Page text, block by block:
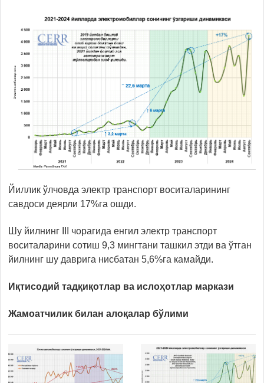
Йиллик ўлчовда электр транспорт воситаларининг
савдоси деярли 17%га ошди.
Шу йилнинг III чорагида енгил электр транспорт
воситаларини сотиш 9,3 мингтани ташкил этди ва ўтган
йилнинг шу даврига нисбатан 5,6%га камайди.
Иқтисодий тадқиқотлар ва ислоҳотлар маркази
Жамоатчилик билан алоқалар бўлими